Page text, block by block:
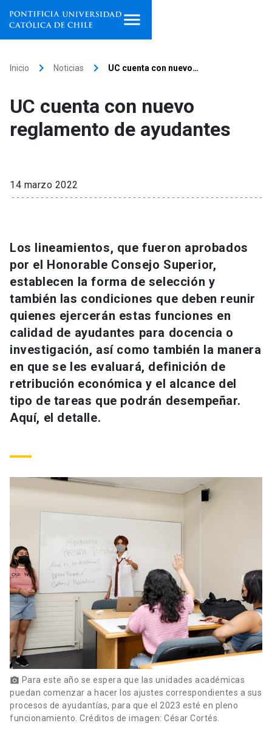
Facultades, escuelas e
institutos
Internacionalización
Vinculación
Universidad
Información para keyboard_arrow_down
Futuros estudiantes
Estudiantes
Académicos
Alumni
Padres y familia
Vecinos launch
Go to english site launch
ACCESOS DIRECTOS
Admisión
Mi Cuenta UC launch
Mi Portal UC launch
Inicio keyboard_arrow_right Noticias keyboard_arrow_right UC cuenta con nuevo…
UC cuenta con nuevo
reglamento de ayudantes
14 marzo 2022
Los lineamientos, que fueron aprobados
por el Honorable Consejo Superior,
establecen la forma de selección y
también las condiciones que deben reunir
quienes ejercerán estas funciones en
calidad de ayudantes para docencia o
investigación, así como también la manera
en que se les evaluará, definición de
retribución económica y el alcance del
tipo de tareas que podrán desempeñar.
Aquí, el detalle.
photo_camera Para este año se espera que las unidades académicas
puedan comenzar a hacer los ajustes correspondientes a sus
procesos de ayudantías, para que el 2023 esté en pleno
funcionamiento. Créditos de imagen: César Cortés.